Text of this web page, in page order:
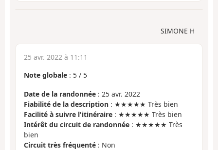
SIMONE H
25 avr. 2022 à 11:11
Note globale : 5 / 5
Date de la randonnée : 25 avr. 2022
Fiabilité de la description : ★★★★★ Très bien
Facilité à suivre l'itinéraire : ★★★★★ Très bien
Intérêt du circuit de randonnée : ★★★★★ Très
bien
Circuit très fréquenté : Non